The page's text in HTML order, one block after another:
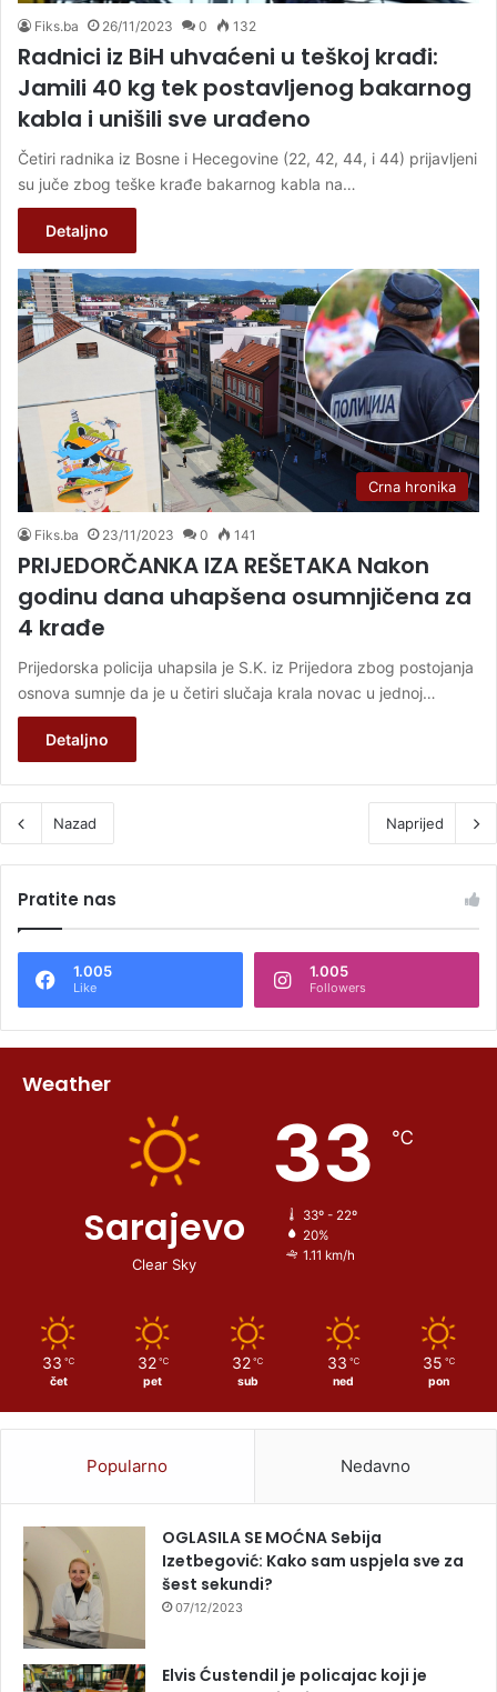
Fiks.ba 26/11/2023 0 132
Radnici iz BiH uhvaćeni u teškoj krađi:
Jamili 40 kg tek postavljenog bakarnog
kabla i unišili sve urađeno
Četiri radnika iz Bosne i Hecegovine (22, 42, 44, i 44) prijavljeni
su juče zbog teške krađe bakarnog kabla na…
Detaljno
Crna hronika
Fiks.ba 23/11/2023 0 141
PRIJEDORČANKA IZA REŠETAKA Nakon
godinu dana uhapšena osumnjičena za
4 krađe
Prijedorska policija uhapsila je S.K. iz Prijedora zbog postojanja
osnova sumnje da je u četiri slučaja krala novac u jednoj…
Detaljno
Nazad Naprijed
Pratite nas
1.005
Like
1.005
Followers
Weather
Sarajevo
Clear Sky
33 ℃
33º - 22º
20%
1.11 km/h
33 ℃
čet
32 ℃
pet
32 ℃
sub
33 ℃
ned
35 ℃
pon
Popularno Nedavno
OGLASILA SE MOĆNA Sebija
Izetbegović: Kako sam uspjela sve za
šest sekundi?
07/12/2023
Elvis Ćustendil je policajac koji je